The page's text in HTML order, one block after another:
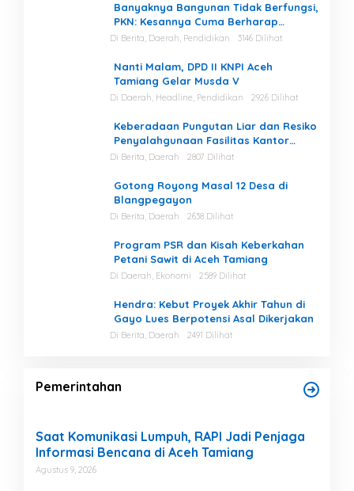
Banyaknya Bangunan Tidak Berfungsi,
PKN: Kesannya Cuma Berharap
Kegiatan
Di Berita, Daerah, Pendidikan 3146 Dilihat
Nanti Malam, DPD II KNPI Aceh
Tamiang Gelar Musda V
Di Daerah, Headline, Pendidikan 2926 Dilihat
Keberadaan Pungutan Liar dan Resiko
Penyalahgunaan Fasilitas Kantor
Masih Tinggi di Gayo Lues.
Di Berita, Daerah 2807 Dilihat
Gotong Royong Masal 12 Desa di
Blangpegayon
Di Berita, Daerah 2638 Dilihat
Program PSR dan Kisah Keberkahan
Petani Sawit di Aceh Tamiang
Di Daerah, Ekonomi 2589 Dilihat
Hendra: Kebut Proyek Akhir Tahun di
Gayo Lues Berpotensi Asal Dikerjakan
Di Berita, Daerah 2491 Dilihat
Pemerintahan
Saat Komunikasi Lumpuh, RAPI Jadi Penjaga
Informasi Bencana di Aceh Tamiang
Agustus 9, 2026